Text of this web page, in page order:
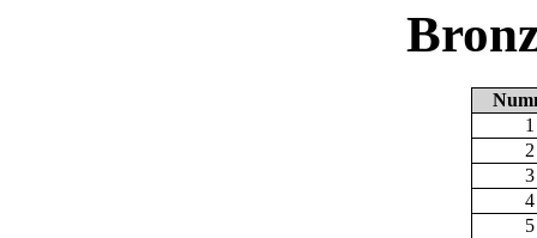
1
2
3
4
5